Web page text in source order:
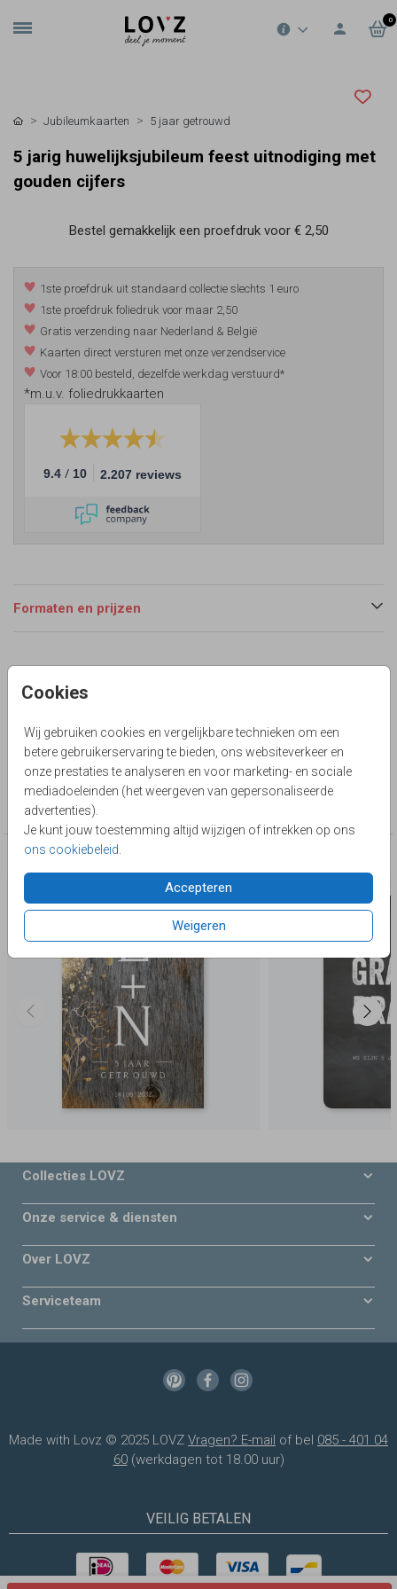
0
Cookies
Wij gebruiken cookies en vergelijkbare technieken om een
betere gebruikerservaring te bieden, ons websiteverkeer en
onze prestaties te analyseren en voor marketing- en sociale
mediadoeleinden (het weergeven van gepersonaliseerde
advertenties).
Je kunt jouw toestemming altijd wijzigen of intrekken op ons
ons cookiebeleid
Accepteren
Weigeren
Jubileumkaarten 5 jaar getrouwd
5 jarig huwelijksjubileum feest uitnodiging met
gouden cijfers
Bestel gemakkelijk een proefdruk voor € 2,50
1ste proefdruk uit standaard collectie slechts 1 euro
1ste proefdruk foliedruk voor maar 2,50
Gratis verzending naar Nederland & België
Kaarten direct versturen met onze verzendservice
Voor 18:00 besteld, dezelfde werkdag verstuurd*
*m.u.v. foliedrukkaarten
9.4 / 10 2.207 reviews
Formaten en prijzen
Eerdaags jullie 5 jarig huwelijksjubileum vieren? Unieke
staande feestelijke uitnodigingskaart met bloemen.
Collectie
5 jaar getrouwd
Collecties LOVZ
Onze service & diensten
Over LOVZ
Serviceteam
Made with Lovz © 2025 LOVZ Vragen? E-mail of bel 085 - 401 04
60(werkdagen tot 18.00 uur)
VEILIG BETALEN